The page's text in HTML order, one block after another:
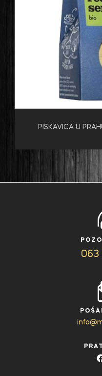
PISKAVICA U
063